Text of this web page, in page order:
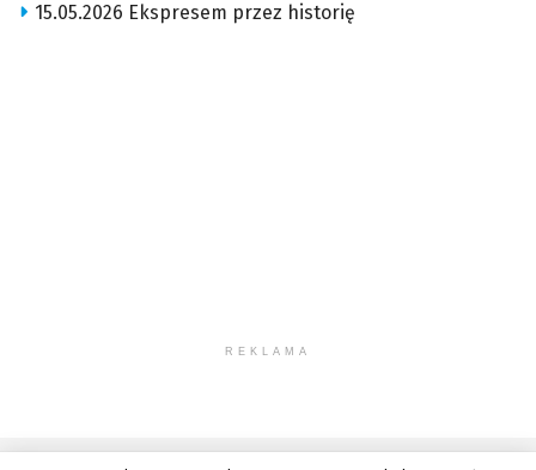
15.05.2026 Ekspresem przez historię
REKLAMA